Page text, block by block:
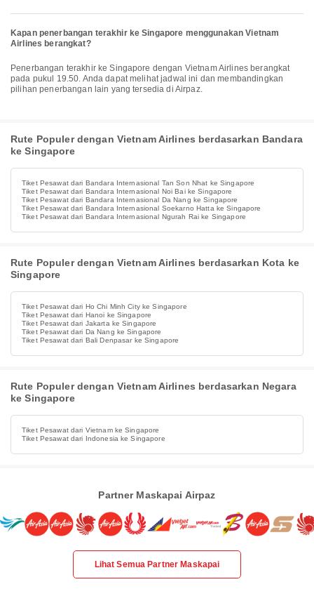
Kapan penerbangan terakhir ke Singapore menggunakan Vietnam
Airlines berangkat?
Penerbangan terakhir ke Singapore dengan Vietnam Airlines berangkat
pada pukul 19.50. Anda dapat melihat jadwal ini dan membandingkan
pilihan penerbangan lain yang tersedia di Airpaz.
Rute Populer dengan Vietnam Airlines berdasarkan Bandara
ke Singapore
Tiket Pesawat dari Bandara Internasional Tan Son Nhat ke Singapore
Tiket Pesawat dari Bandara Internasional Noi Bai ke Singapore
Tiket Pesawat dari Bandara Internasional Da Nang ke Singapore
Tiket Pesawat dari Bandara Internasional Soekarno Hatta ke Singapore
Tiket Pesawat dari Bandara Internasional Ngurah Rai ke Singapore
Rute Populer dengan Vietnam Airlines berdasarkan Kota ke
Singapore
Tiket Pesawat dari Ho Chi Minh City ke Singapore
Tiket Pesawat dari Hanoi ke Singapore
Tiket Pesawat dari Jakarta ke Singapore
Tiket Pesawat dari Da Nang ke Singapore
Tiket Pesawat dari Bali Denpasar ke Singapore
Rute Populer dengan Vietnam Airlines berdasarkan Negara
ke Singapore
Tiket Pesawat dari Vietnam ke Singapore
Tiket Pesawat dari Indonesia ke Singapore
Partner Maskapai Airpaz
Lihat Semua Partner Maskapai